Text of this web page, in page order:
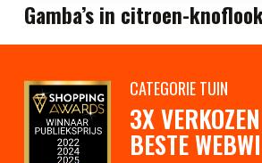
Gamba’s in citroen-
CATEGORIE TUIN
3X
BESTE